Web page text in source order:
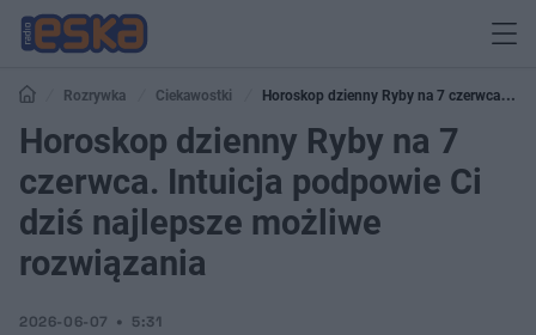
Rozrywka Ciekawostki
Horoskop dzienny Ryby na 7 czerwca.
Intuicja podpowie Ci dziś najlepsze możliwe rozwiązania
Horoskop dzienny Ryby na 7
czerwca. Intuicja podpowie Ci
dziś najlepsze możliwe
rozwiązania
2026-06-07 5:31